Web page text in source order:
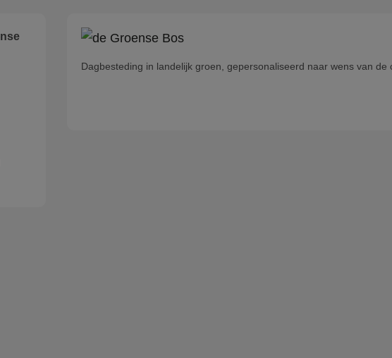
Dagbesteding in landelijk groen, gepersonaliseerd naar wens van de